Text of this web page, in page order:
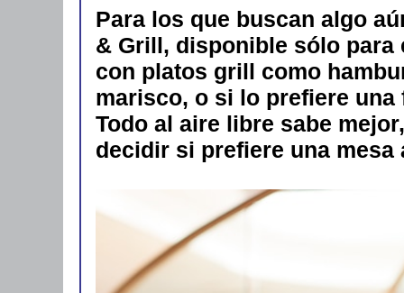
Para los que buscan algo
& Grill, disponible sólo para
con platos grill como
marisco, o si lo prefiere
Todo al aire libre sabe
decidir si prefiere una mesa